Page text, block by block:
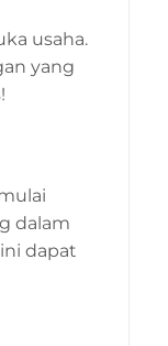
usaha.
yang
dalam
dapat